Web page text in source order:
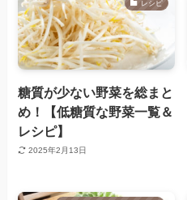
レシピ
糖質が少ない野菜を総まと
め！【低糖質な野菜一覧＆
レシピ】
2025年2月13日